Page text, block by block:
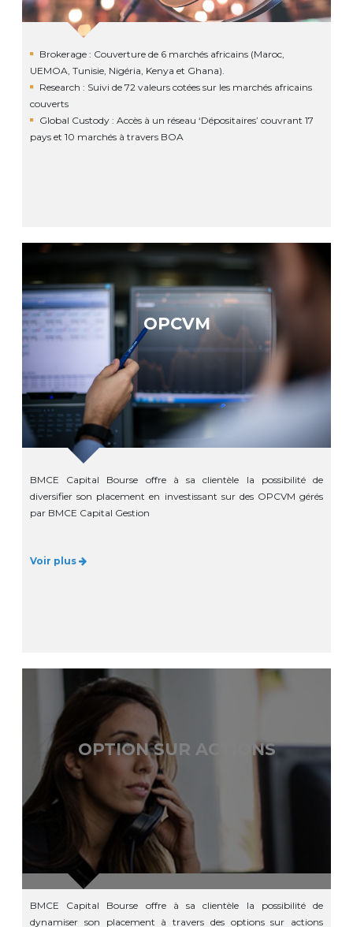
Brokerage : Couverture de 6 marchés africains (Maroc,
UEMOA, Tunisie, Nigéria, Kenya et Ghana).
Research : Suivi de 72 valeurs cotées sur les marchés africains
couverts
Global Custody : Accès à un réseau ‘Dépositaires’ couvrant 17
pays et 10 marchés à travers BOA
OPCVM
BMCE Capital Bourse offre à sa clientèle la possibilité de
diversifier son placement en investissant sur des OPCVM gérés
par BMCE Capital Gestion
Voir plus
OPTION SUR ACTIONS
BMCE Capital Bourse offre à sa clientèle la possibilité de
dynamiser son placement à travers des options sur actions